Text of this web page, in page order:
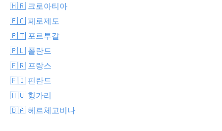
🇭🇷 크로아티아
🇫🇴 페로제도
🇵🇹 포르투갈
🇵🇱 폴란드
🇫🇷 프랑스
🇫🇮 핀란드
🇭🇺 헝가리
🇧🇦 헤르체고비나